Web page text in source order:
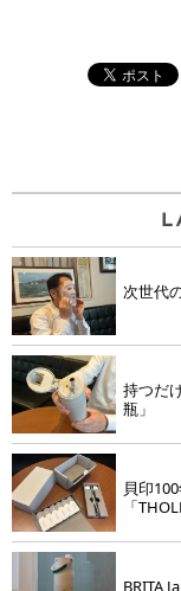
次世代
持つだ
瓶」
貝印
「
BRITA